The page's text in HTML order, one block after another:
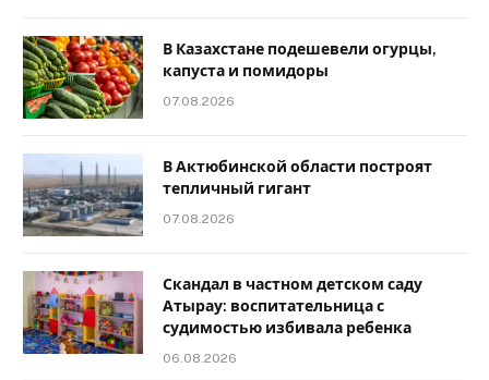
В Казахстане подешевели огурцы,
капуста и помидоры
07.08.2026
В Актюбинской области построят
тепличный гигант
07.08.2026
Скандал в частном детском саду
Атырау: воспитательница с
судимостью избивала ребенка
06.08.2026